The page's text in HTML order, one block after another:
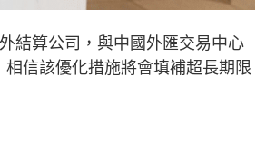
結算公司，與中國外匯交易中心
信該優化措施將會填補超長期限